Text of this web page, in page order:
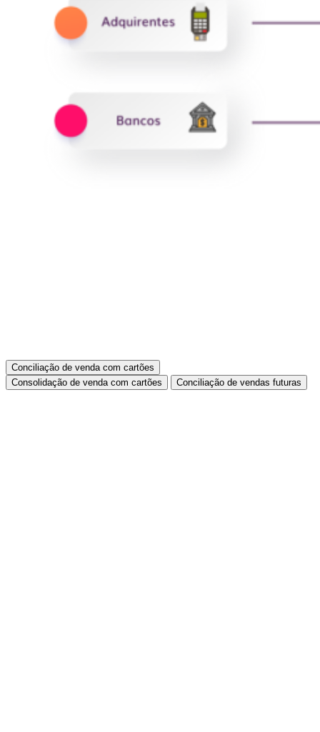
Conciliação de venda com cartões
Consolidação de venda com cartões
Conciliação de vendas futuras